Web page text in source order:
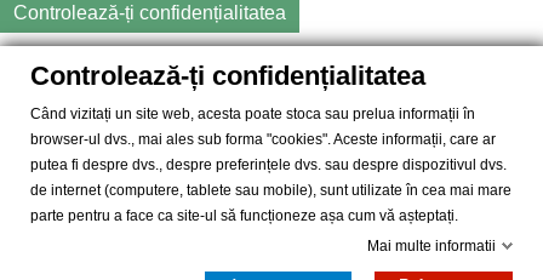
Controlează-ți confidențialitatea
Copyright
2026 samdistribution.ro - Magazin online cu Produse
SAM DISTRIBUTION S.R.L.- Cod fiscal: RO14935035, Registrul
Comertului: J40/10004/2002, Adresa: Str. Dimieni, nr. 7, Bucuresti,
sector 5.
Controlează-ți confidențialitatea
Când vizitați un site web, acesta poate stoca sau prelua informații în
browser-ul dvs., mai ales sub forma "cookies". Aceste informații, care ar
putea fi despre dvs., despre preferințele dvs. sau despre dispozitivul dvs.
de internet (computere, tablete sau mobile), sunt utilizate în cea mai mare
parte pentru a face ca site-ul să funcționeze așa cum vă așteptați.
Mai multe informatii